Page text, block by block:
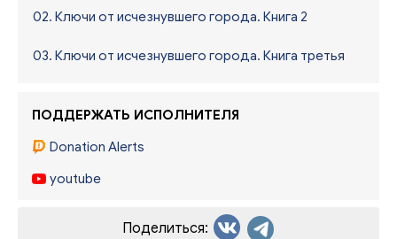
02. Ключи от исчезнувшего города. Книга 2
03. Ключи от исчезнувшего города. Книга третья
ПОДДЕРЖАТЬ ИСПОЛНИТЕЛЯ
Donation Alerts
youtube
Поделиться: